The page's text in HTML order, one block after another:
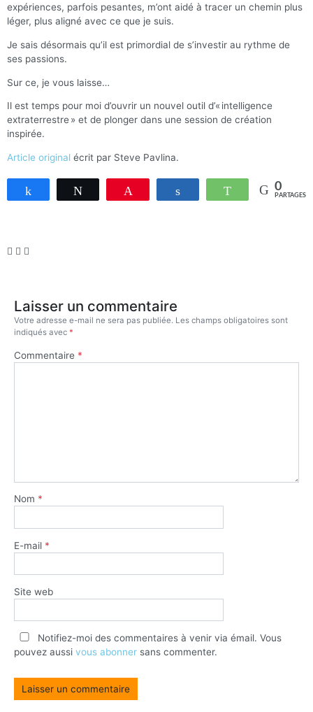
expériences, parfois pesantes, m’ont aidé à tracer un chemin plus
léger, plus aligné avec ce que je suis.
Je sais désormais qu’il est primordial de s’investir au rythme de
ses passions.
Sur ce, je vous laisse…
Il est temps pour moi d’ouvrir un nouvel outil d’« intelligence
extraterrestre » et de plonger dans une session de création
inspirée.
Article original écrit par Steve Pavlina.
Partagez Tweetez Enregistrer Partagez WhatsApp
0
PARTAGES
Laisser un commentaire
Votre adresse e-mail ne sera pas publiée. Les champs obligatoires sont
indiqués avec *
Commentaire *
Nom *
E-mail *
Site web
Notifiez-moi des commentaires à venir via émail. Vous
pouvez aussi vous abonner sans commenter.